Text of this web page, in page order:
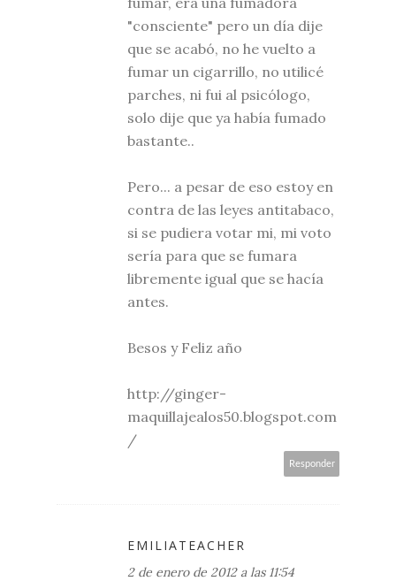
"consciente" pero un día dije
que se acabó, no he vuelto a
fumar un cigarrillo, no utilicé
parches, ni fui al psicólogo,
solo dije que ya había fumado
bastante..
Pero... a pesar de eso estoy en
contra de las leyes antitabaco,
si se pudiera votar mi, mi voto
sería para que se fumara
libremente igual que se hacía
antes.
Besos y Feliz año
http://ginger-
maquillajealos50.blogspot.com
/
Responder
EMILIATEACHER
2 de enero de 2012 a las 11:54